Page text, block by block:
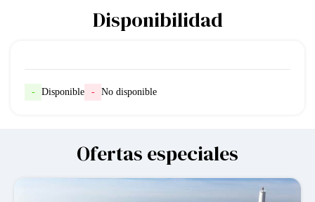
Disponibilidad
- Disponible - No disponible
Ofertas especiales